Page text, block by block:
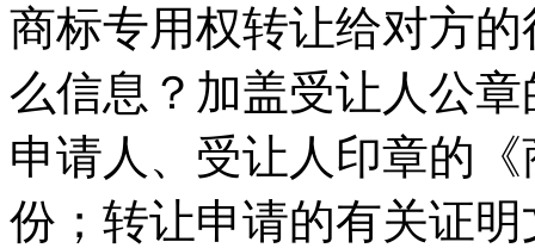
商标专用权转让给对方
么信息？加盖受让人公
申请人、受让人印章的
份；转让申请的有关证